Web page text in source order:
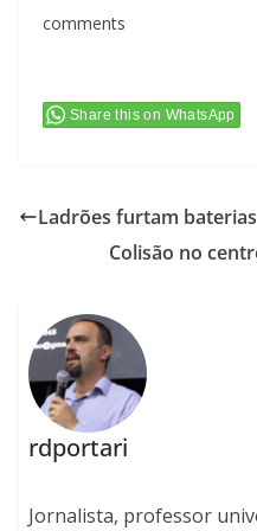
comments
Share this on WhatsApp
Ladrões furtam
Colisão no
rdportari
Jornalista, professor